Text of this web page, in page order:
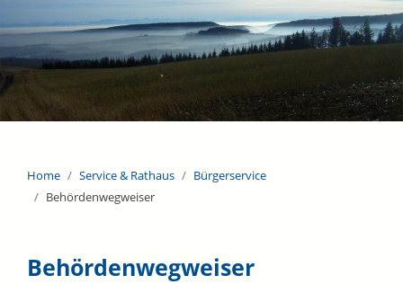
Home Service & Rathaus
Bürgerservice
Behördenwegweiser
Behördenwegweiser